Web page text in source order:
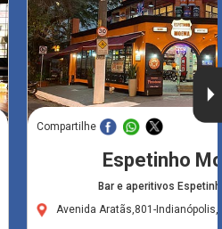
Compartilhe
Espetinho
Bar e aperitivos
Avenida Aratãs,801-